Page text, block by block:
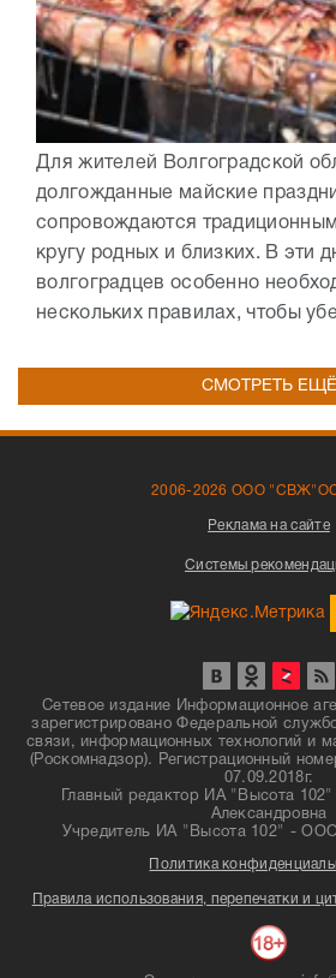
Для жителей Волгоградской
долгожданные майские
сопровождаются
кругу родных и близких. В эти
волгоградцев особенно
нескольких правилах, чтобы
СМОТРЕТЬ ЕЩЁ
2006-2026 ООО
Реклама на сайте
Системы
Сетевое издание Информационное
зарегистрировано Федеральной
связи, информационных технологий и
(Роскомнадзор). Регистрационный
07.09.2018г.
Главный редактор ИА "Высота 102"
Александровна
Учредитель ИА "Высота 102" -
Политика
Правила использования, перепечатки и